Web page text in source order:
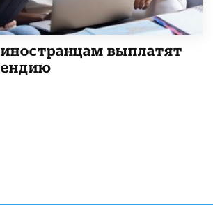
выплатят